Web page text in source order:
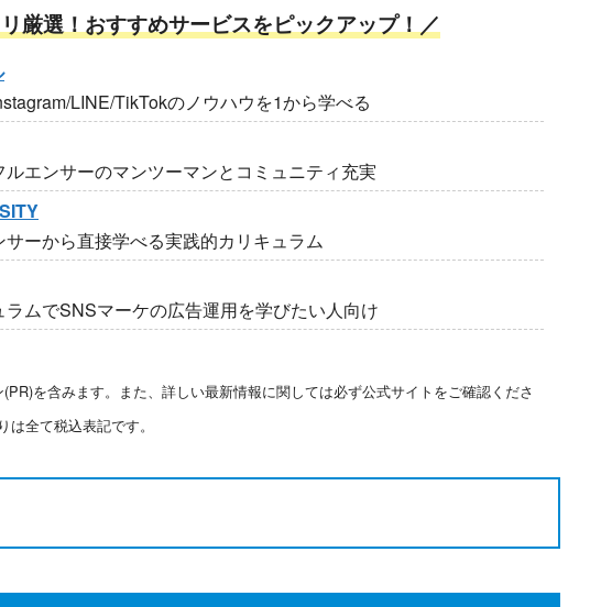
厳選！おすすめサービスをピックアップ！／
LINE/TikTokのノウハウを1から学べる
エンサーのマンツーマンとコミュニティ充実
ーから直接学べる実践的カリキュラム
ムでSNSマーケの広告運用を学びたい人向け
を含みます。また、詳しい最新情報に関しては必ず公式サイトをご確認くださ
全て税込表記です。